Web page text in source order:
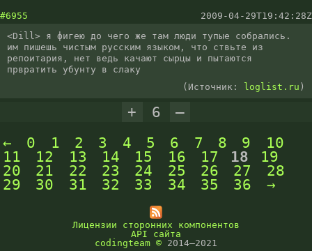
#6955
2009-04-29T19:42:28Z
<Dill> я фигею до чего же там люди тупые собрались.
им пишешь чистым русским языком, что ствьте из
репоитария, нет ведь качают сырцы и пытаются
првратить убунту в слаку
(Источник:
loglist.ru )
+ 6
–
←
0 1 2 3 4 5 6 7 8 9
10
11
12 13 14 15 16 17 18
19
20
21 22 23 24 25 26 27
28
29
30 31 32 33 34 35 36 →
Лицензии сторонних компонентов
API сайта
codingteam © 2014–2021